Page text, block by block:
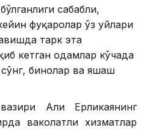
сабабли,
фуқаролар ўз уйлари
тарк эта
кетган одамлар кўчада
бинолар ва яшаш
Али Ерликаянинг
ваколатли хизматлар